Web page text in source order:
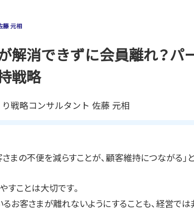
藤 元相
解消できずに会員離れ？パ
戦略
戦略コンサルタント 佐藤 元相
まの不便を減らすことが、顧客維持につながる」
すことは大切です。
るお客さまが離れないようにすることも、経営では